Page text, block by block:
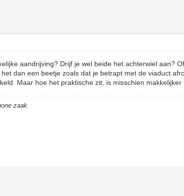
aandrijving? Drijf je wel beide het achterwiel aan?
dan een beetje zoals dat je betrapt met de viaduct
Maar hoe het praktische zit, is misschien makkelijker
zaak.